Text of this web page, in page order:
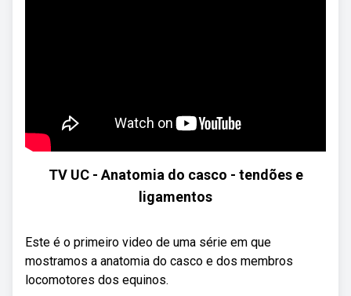
TV UC - Anatomia do casco - tendões e
ligamentos
Este é o primeiro video de uma série em que
mostramos a anatomia do casco e dos membros
locomotores dos equinos.